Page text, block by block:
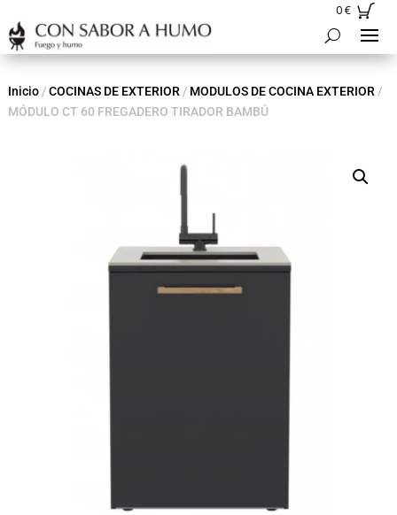
0€
Inicio/COCINAS DE EXTERIOR / MODULOS DE COCINA EXTERIOR /
MÓDULO CT 60 FREGADERO TIRADOR BAMBÚ